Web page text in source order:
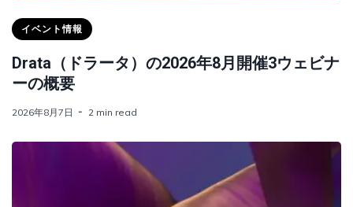
イベント情報
Drata（ドラータ）の2026年8月開催3ウェビナ
ーの概要
2026年8月7日 2 min read